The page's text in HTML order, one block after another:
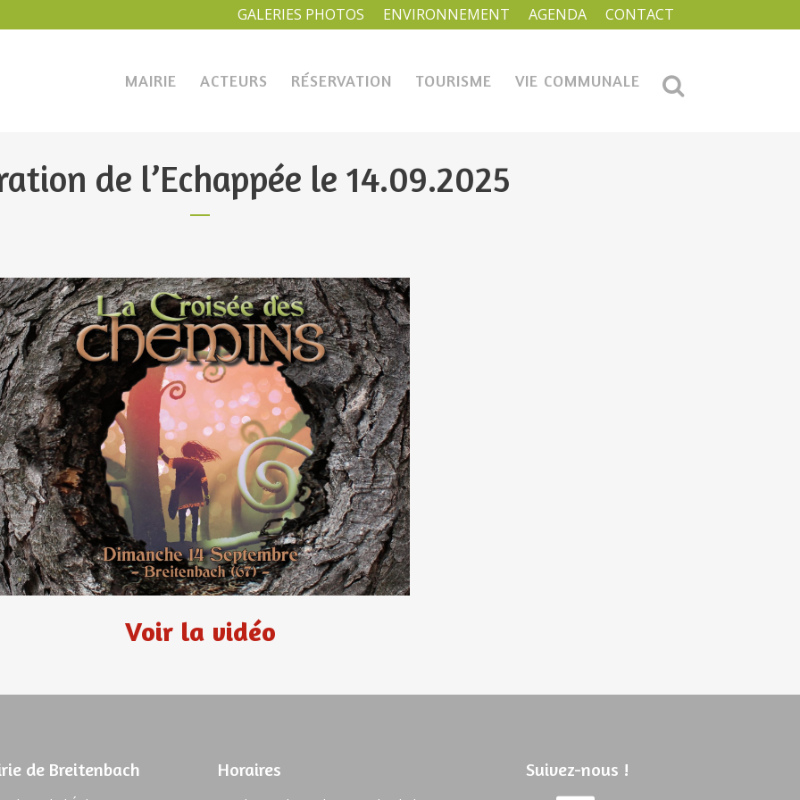
GALERIES PHOTOS ENVIRONNEMENT AGENDA CONTACT
MAIRIE ACTEURS RÉSERVATION TOURISME VIE COMMUNALE
de l’Echappée le 14.09.2025
Voir la vidéo
de Breitenbach Horaires Suivez-nous !